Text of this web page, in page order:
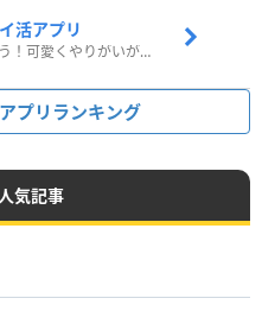
活アプリ
ペットを育ってポイ活しよう！可愛くやりがいがある新感覚アプリ
プリランキング
気記事